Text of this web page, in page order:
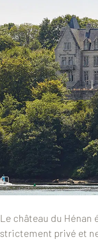
Le château du Hénan
strictement privé et